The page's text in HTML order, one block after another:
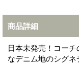
商品詳細
日本未発売！コー
なデニム地のシグ